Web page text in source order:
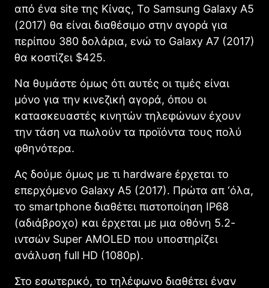
από ένα site της Κίνας, Το Samsung Galaxy A5
(2017) θα είναι διαθέσιμο στην αγορά για
περίπου 380 δολάρια, ενώ το Galaxy A7 (2017)
θα κοστίζει $425.
Να θυμάστε όμως ότι αυτές οι τιμές είναι
μόνο για την κινεζική αγορά, όπου οι
κατασκευαστές κινητών τηλεφώνων έχουν
την τάση να πωλούν τα προϊόντα τους πολύ
φθηνότερα.
Ας δούμε όμως με τι hardware έρχεται το
επερχόμενο Galaxy A5 (2017). Πρώτα απ ‘όλα,
το smartphone διαθέτει πιστοποίηση IP68
(αδιάβροχο) και έρχεται με μια οθόνη 5.2-
ιντσών Super AMOLED που υποστηρίζει
ανάλυση full HD (1080p).
Στο εσωτερικό, το τηλέφωνο διαθέτει έναν